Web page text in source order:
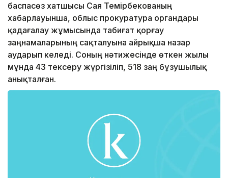
баспасөз хатшысы Сая Темірбекованың
хабарлауынша, облыс прокуратура органдары
қадағалау жұмысында табиғат қорғау
заңнамаларының сақталуына айрықша назар
аударып келеді. Соның нәтижесінде өткен жылы
мұнда 43 тексеру жүргізіліп, 518 заң бұзушылық
анықталған.